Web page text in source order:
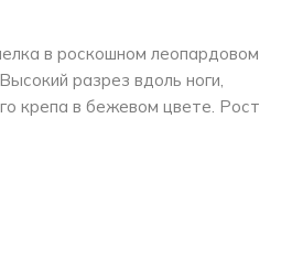
в роскошном леопардовом
разрез вдоль ноги,
крепа в бежевом цвете. Рост